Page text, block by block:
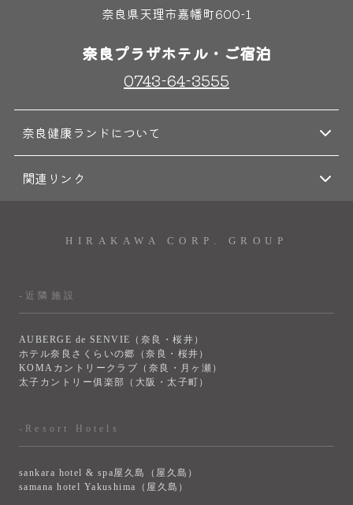
奈良県天理市嘉幡町600-1
奈良プラザホテル・ご宿泊
0743-64-3555
奈良健康ランドについて
関連リンク
HIRAKAWA CORP. GROUP
-近隣施設
AUBERGE de SENVIE（奈良・桜井）
ホテル奈良さくらいの郷（奈良・桜井）
KOMAカントリークラブ（奈良・月ヶ瀬）
太子カントリー俱楽部（大阪・太子町）
-Resort Hotels
sankara hotel & spa屋久島（屋久島）
samana hotel Yakushima（屋久島）